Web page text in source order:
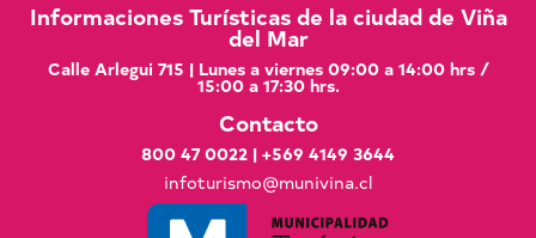
Informaciones Turísticas de la ciudad de Viña
del Mar
Calle Arlegui 715 | Lunes a viernes 09:00 a 14:00 hrs /
15:00 a 17:30 hrs.
Contacto
800 47 0022 | +569 4149 3644
infoturismo@munivina.cl